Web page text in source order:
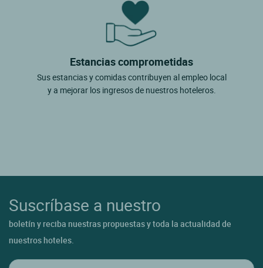
Estancias comprometidas
Sus estancias y comidas contribuyen al empleo local
y a mejorar los ingresos de nuestros hoteleros.
Suscríbase a nuestro
boletín y reciba nuestras propuestas y toda la actualidad de
nuestros hoteles.